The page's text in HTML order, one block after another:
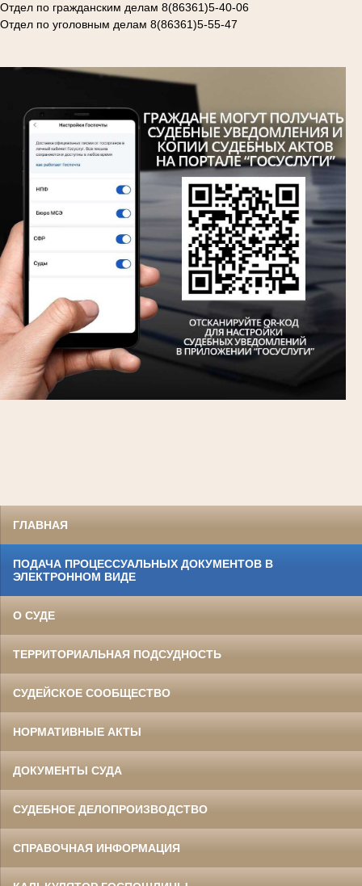
Отдел по гражданским делам 8(86361)5-40-06
Отдел по уголовным делам 8(86361)5-55-47
ГЛАВНАЯ
ПОДАЧА ПРОЦЕССУАЛЬНЫХ ДОКУМЕНТОВ В
ЭЛЕКТРОННОМ ВИДЕ
О СУДЕ
ТЕРРИТОРИАЛЬНАЯ ПОДСУДНОСТЬ
СУДЕЙСКОЕ СООБЩЕСТВО
НОРМАТИВНЫЕ АКТЫ
ДОКУМЕНТЫ СУДА
СУДЕБНОЕ ДЕЛОПРОИЗВОДСТВО
СПРАВОЧНАЯ ИНФОРМАЦИЯ